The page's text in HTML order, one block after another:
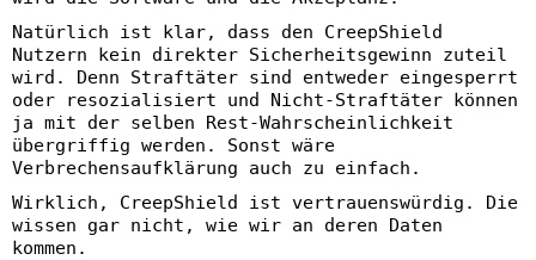
Natürlich ist klar, dass den CreepShield
Nutzern kein direkter Sicherheitsgewinn zuteil
wird. Denn Straftäter sind entweder eingesperrt
oder resozialisiert und Nicht-Straftäter können
ja mit der selben Rest-Wahrscheinlichkeit
übergriffig werden. Sonst wäre
Verbrechensaufklärung auch zu einfach.
Wirklich, CreepShield ist vertrauenswürdig. Die
wissen gar nicht, wie wir an deren Daten
kommen.